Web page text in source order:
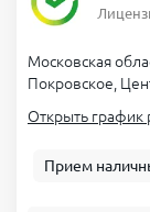
Московская
Покровское,
Открыть график
Прием